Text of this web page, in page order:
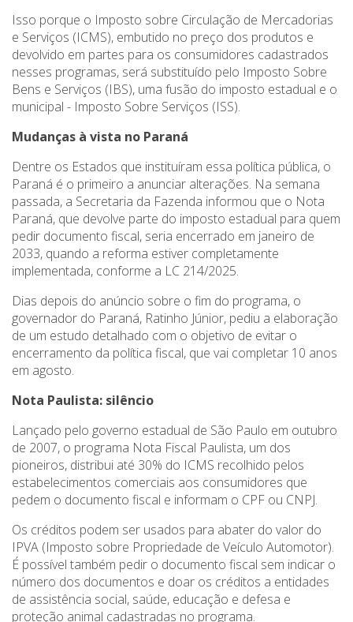
Isso porque o Imposto sobre Circulação de Mercadorias
e Serviços (ICMS), embutido no preço dos produtos e
devolvido em partes para os consumidores cadastrados
nesses programas, será substituído pelo Imposto Sobre
Bens e Serviços (IBS), uma fusão do imposto estadual e o
municipal - Imposto Sobre Serviços (ISS).
Mudanças à vista no Paraná
Dentre os Estados que instituíram essa política pública, o
Paraná é o primeiro a anunciar alterações. Na semana
passada, a Secretaria da Fazenda informou que o Nota
Paraná, que devolve parte do imposto estadual para quem
pedir documento fiscal, seria encerrado em janeiro de
2033, quando a reforma estiver completamente
implementada, conforme a LC 214/2025.
Dias depois do anúncio sobre o fim do programa, o
governador do Paraná, Ratinho Júnior, pediu a elaboração
de um estudo detalhado com o objetivo de evitar o
encerramento da política fiscal, que vai completar 10 anos
em agosto.
Nota Paulista: silêncio
Lançado pelo governo estadual de São Paulo em outubro
de 2007, o programa Nota Fiscal Paulista, um dos
pioneiros, distribui até 30% do ICMS recolhido pelos
estabelecimentos comerciais aos consumidores que
pedem o documento fiscal e informam o CPF ou CNPJ.
Os créditos podem ser usados para abater do valor do
IPVA (Imposto sobre Propriedade de Veículo Automotor).
É possível também pedir o documento fiscal sem indicar o
número dos documentos e doar os créditos a entidades
de assistência social, saúde, educação e defesa e
proteção animal cadastradas no programa.